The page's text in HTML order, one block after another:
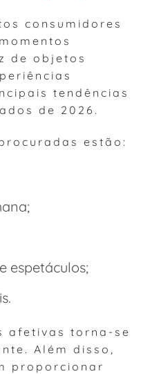
consumidores
de objetos
tendências
de 2026.
estão:
espetáculos;
afetivas torna-se
Além disso,
proporcionar